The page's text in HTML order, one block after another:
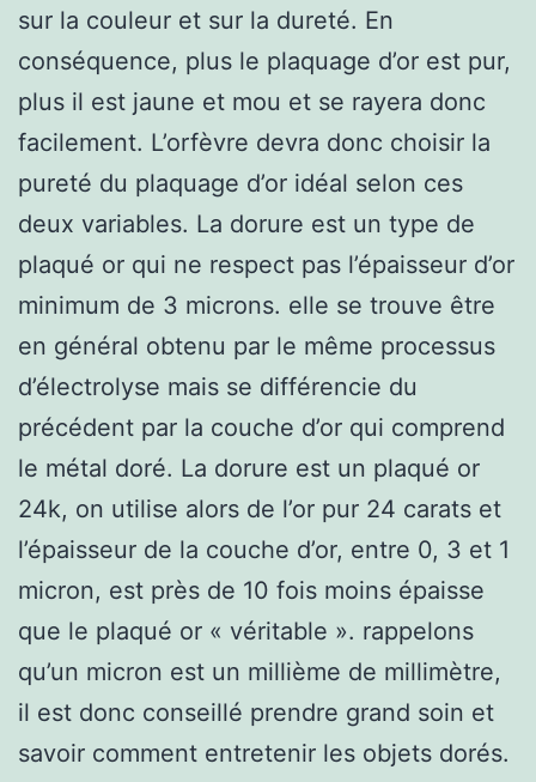
sur la couleur et sur la dureté. En
conséquence, plus le plaquage d’or est pur,
plus il est jaune et mou et se rayera donc
facilement. L’orfèvre devra donc choisir la
pureté du plaquage d’or idéal selon ces
deux variables. La dorure est un type de
plaqué or qui ne respect pas l’épaisseur d’or
minimum de 3 microns. elle se trouve être
en général obtenu par le même processus
d’électrolyse mais se différencie du
précédent par la couche d’or qui comprend
le métal doré. La dorure est un plaqué or
24k, on utilise alors de l’or pur 24 carats et
l’épaisseur de la couche d’or, entre 0, 3 et 1
micron, est près de 10 fois moins épaisse
que le plaqué or « véritable ». rappelons
qu’un micron est un millième de millimètre,
il est donc conseillé prendre grand soin et
savoir comment entretenir les objets dorés.